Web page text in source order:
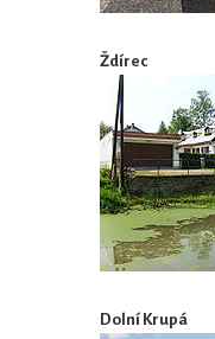
Ždírec
Dolní Krupá